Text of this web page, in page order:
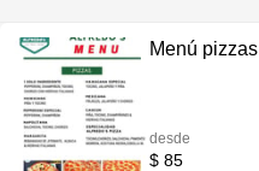
Menú pizzas
desde
$ 85